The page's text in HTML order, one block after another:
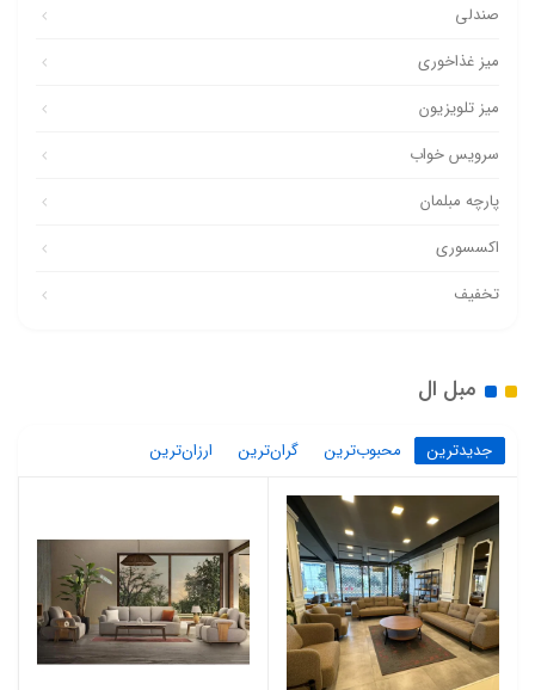
صندلی
میز غذاخوری
میز تلویزیون
سرویس خواب
پارچه مبلمان
اکسسوری
تخفیف
مبل ال
جدیدترین محبوب‌ترین گران‌ترین ارزان‌ترین